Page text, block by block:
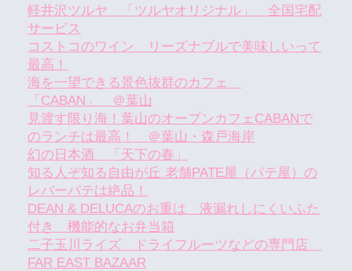
軽井沢ツルヤ 「ツルヤオリジナル」 全国宅配
サービス
コストコのワイン リーズナブルで美味しいって
最高！
海を一望できる景色抜群のカフェ
「CABAN」 ＠葉山
見渡す限り海！葉山のオープンカフェCABANで
のランチは最高！ ＠葉山・森戸海岸
幻の日本酒 「天下の春」
知る人ぞ知る自由が丘 老舗PATE屋（パテ屋）の
レバーパテは絶品！
DEAN & DELUCAのお重は 液漏れしにくいふた
付き 機能的なお弁当箱
二子玉川ライズ ドライフルーツなどの専門店
FAR EAST BAZAAR